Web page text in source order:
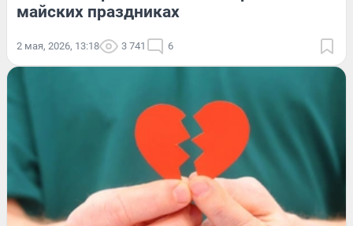
майских праздниках
2 мая, 2026, 13:18 3 741 6